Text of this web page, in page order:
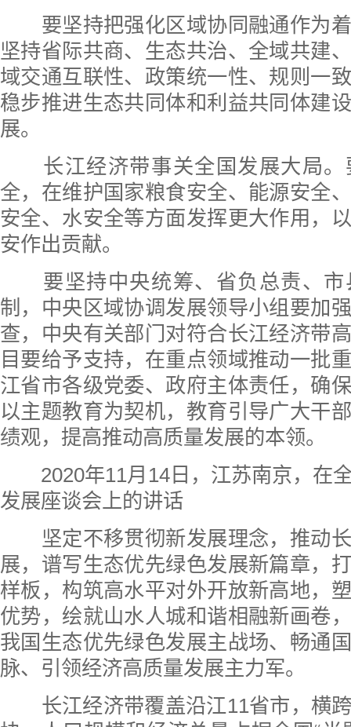
要坚持把强化区域协同融通作为着
坚持省际共商、生态共治、全域共建
域交通互联性、政策统一性、规则一
稳步推进生态共同体和利益共同体建
展。
长江经济带事关全国发展大局。
全，在维护国家粮食安全、能源安全
安全、水安全等方面发挥更大作用，
安作出贡献。
要坚持中央统筹、省负总责、市
制，中央区域协调发展领导小组要加
查，中央有关部门对符合长江经济带
目要给予支持，在重点领域推动一批
江省市各级党委、政府主体责任，确
以主题教育为契机，教育引导广大干
绩观，提高推动高质量发展的本领。
2020年11月14日，江苏南京，在
发展座谈会上的讲话
坚定不移贯彻新发展理念，推动长
展，谱写生态优先绿色发展新篇章，
样板，构筑高水平对外开放新高地，
优势，绘就山水人城和谐相融新画卷
我国生态优先绿色发展主战场、畅通
脉、引领经济高质量发展主力军。
长江经济带覆盖沿江11省市，横跨